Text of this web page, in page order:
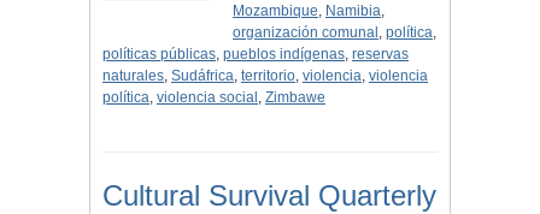
Mozambique, Namibia,
organización comunal ,política,
políticas públicas, pueblos indígenas, reservas
naturales, Sudáfrica, territorio, violencia, violencia
política, violencia social , Zimbawe
Cultural Survival Quarterly